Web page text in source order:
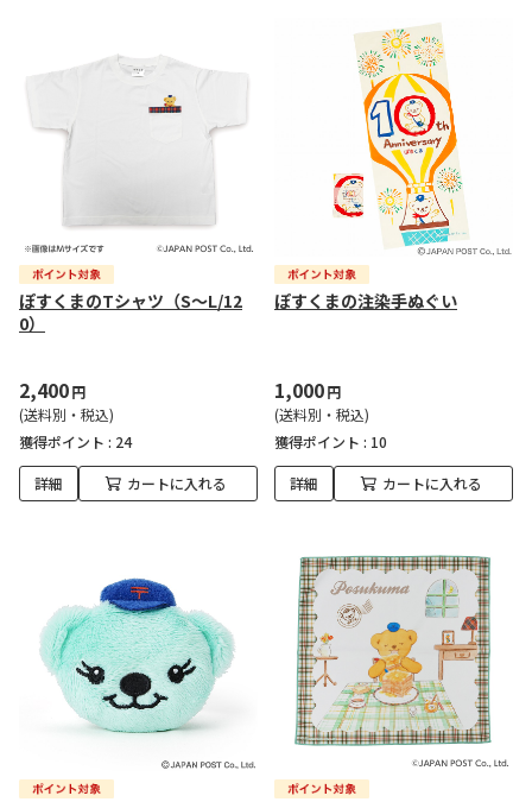
ぽすくまのTシャツ（S～L/12
0）
2,400円
(送料別・税込)
獲得ポイント : 24
詳細 カートに入れる
ぽすくまの注染手ぬぐい
1,000円
(送料別・税込)
獲得ポイント : 10
詳細 カートに入れる